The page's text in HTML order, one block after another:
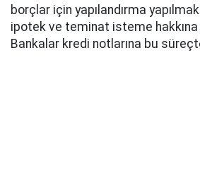
borçlar için yapılandırma
ipotek ve teminat isteme
Bankalar kredi notlarına bu